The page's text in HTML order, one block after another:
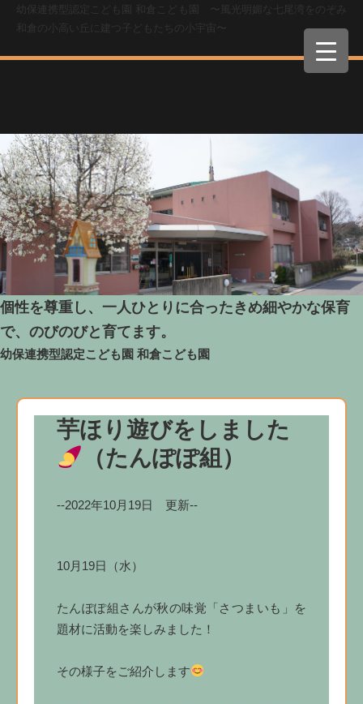
幼保連携型認定こども園 和倉こども園 〜風光明媚な七尾湾をのぞみ
和倉の小高い丘に建つ子どもたちの小宇宙〜
個性を尊重し、一人ひとりに合ったきめ細やかな保育
で、のびのびと育てます。
幼保連携型認定こども園 和倉こども園
芋ほり遊びをしました
（たんぽぽ組）
--2022年10月19日 更新--
10月19日（水）
たんぽぽ組さんが秋の味覚「さつまいも」を
題材に活動を楽しみました！
その様子をご紹介します